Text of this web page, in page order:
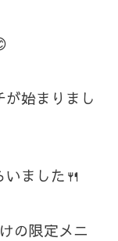
始まりまし
ました🍴
の限定メニ